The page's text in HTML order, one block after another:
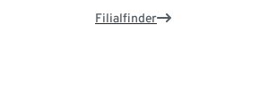
Filialfinder